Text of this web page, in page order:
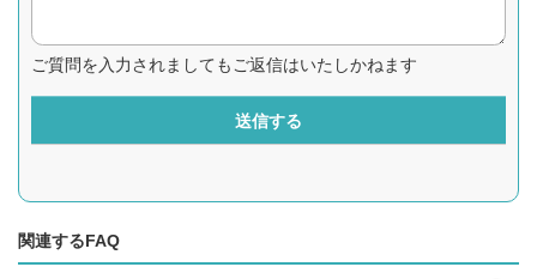
ご質問を入力されましてもご返信はいたしかねます
送信する
関連するFAQ